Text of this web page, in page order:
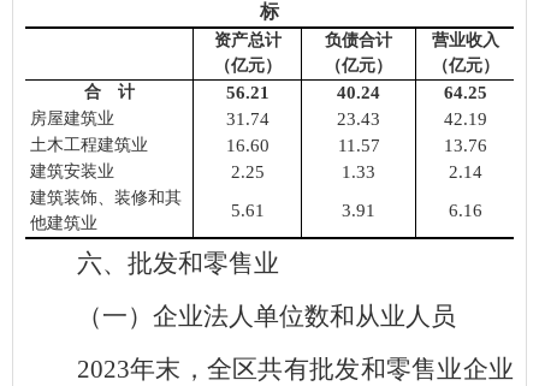
标
资产总计
（亿元）
负债合计
（亿元）
营业收入
（亿元）
合 计
56.21 40.24 64.25
房屋建筑业 31.74 23.43 42.19
土木工程建筑业 16.60 11.57 13.76
建筑安装业 2.25 1.33 2.14
建筑装饰、装修和其
他建筑业
5.61 3.91 6.16
六、批发和零售业
（一）企业法人单位数和从业人员
2023年末，全区共有批发和零售业企业